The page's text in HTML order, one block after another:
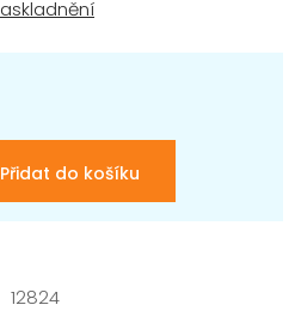
Přidat do košíku
12824